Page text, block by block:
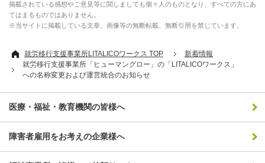
掲載されている感想やご意見等に関しましても個々人のものとなり、すべての方にあ
てはまるものではありません。
※当サイトに掲載している文章、画像等の無断転載、無断引用を禁じています。
就労移行支援事業所LITALICOワークス TOP
新着情報
就労移行支援事業所「ヒューマングロー」の「LITALICOワークス」
への名称変更および運営統合のお知らせ
医療・福祉・教育機関の皆様へ
障害者雇用をお考えの企業様へ